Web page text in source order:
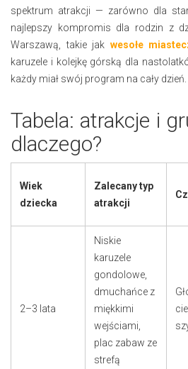
spektrum atrakcji — zarówno dla
najlepszy kompromis dla rodzin z
Warszawą, takie jak wesołe
karuzele i kolejkę górską dla
każdy miał swój program na cały dzień.
Tabela: atrakcje i
dlaczego?
Wiek
dziecka
Zalecany typ
atrakcji
2–3 lata
Niskie
karuzele
gondolowe,
dmuchańce z
miękkimi
wejściami,
plac zabaw ze
strefą